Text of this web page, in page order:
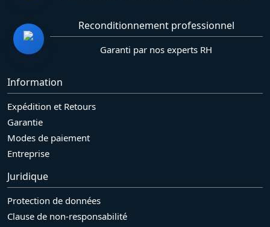
Reconditionnement professionnel
Garanti par nos experts RH
Information
Expédition et Retours
Garantie
Modes de paiement
Entreprise
Juridique
Protection de données
Clause de non-responsabilité